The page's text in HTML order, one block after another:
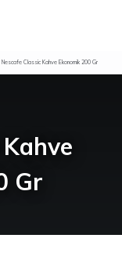
Gr
Nescafe Classic Kahve Ekonomik 200 Gr